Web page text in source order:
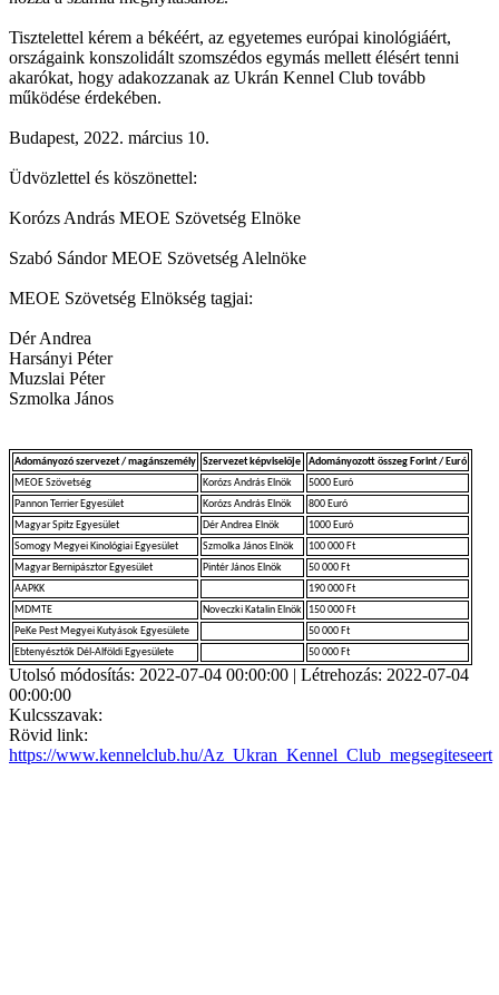
Tisztelettel kérem a békéért, az egyetemes európai kinológiáért,
országaink konszolidált szomszédos egymás mellett élésért tenni
akarókat, hogy adakozzanak az Ukrán Kennel Club tovább
működése érdekében.
Budapest, 2022. március 10.
Üdvözlettel és köszönettel:
Korózs András MEOE Szövetség Elnöke
Szabó Sándor MEOE Szövetség Alelnöke
MEOE Szövetség Elnökség tagjai:
Dér Andrea
Harsányi Péter
Muzslai Péter
Szmolka János
Adományozó szervezet / magánszemély Szervezet képviselője
Adományozott összeg Forint / Euró
MEOE Szövetség
Korózs András Elnök
5000 Euró
Pannon Terrier Egyesület
Korózs András Elnök
800 Euró
Magyar Spitz Egyesület
Dér Andrea Elnök
1000 Euró
Somogy Megyei Kinológiai Egyesület
Szmolka János Elnök
100 000 Ft
Magyar Bernipásztor Egyesület
Pintér János Elnök
50 000 Ft
AAPKK
190 000 Ft
MDMTE
Noveczki Katalin Elnök
150 000 Ft
PeKe Pest Megyei Kutyások Egyesülete
50 000 Ft
Ebtenyésztők Dél-Alföldi Egyesülete
50 000 Ft
Utolsó módosítás: 2022-07-04 00:00:00 | Létrehozás: 2022-07-04
00:00:00
Kulcsszavak:
Rövid link:
https://www.kennelclub.hu/Az_Ukran_Kennel_Club_megsegiteseert